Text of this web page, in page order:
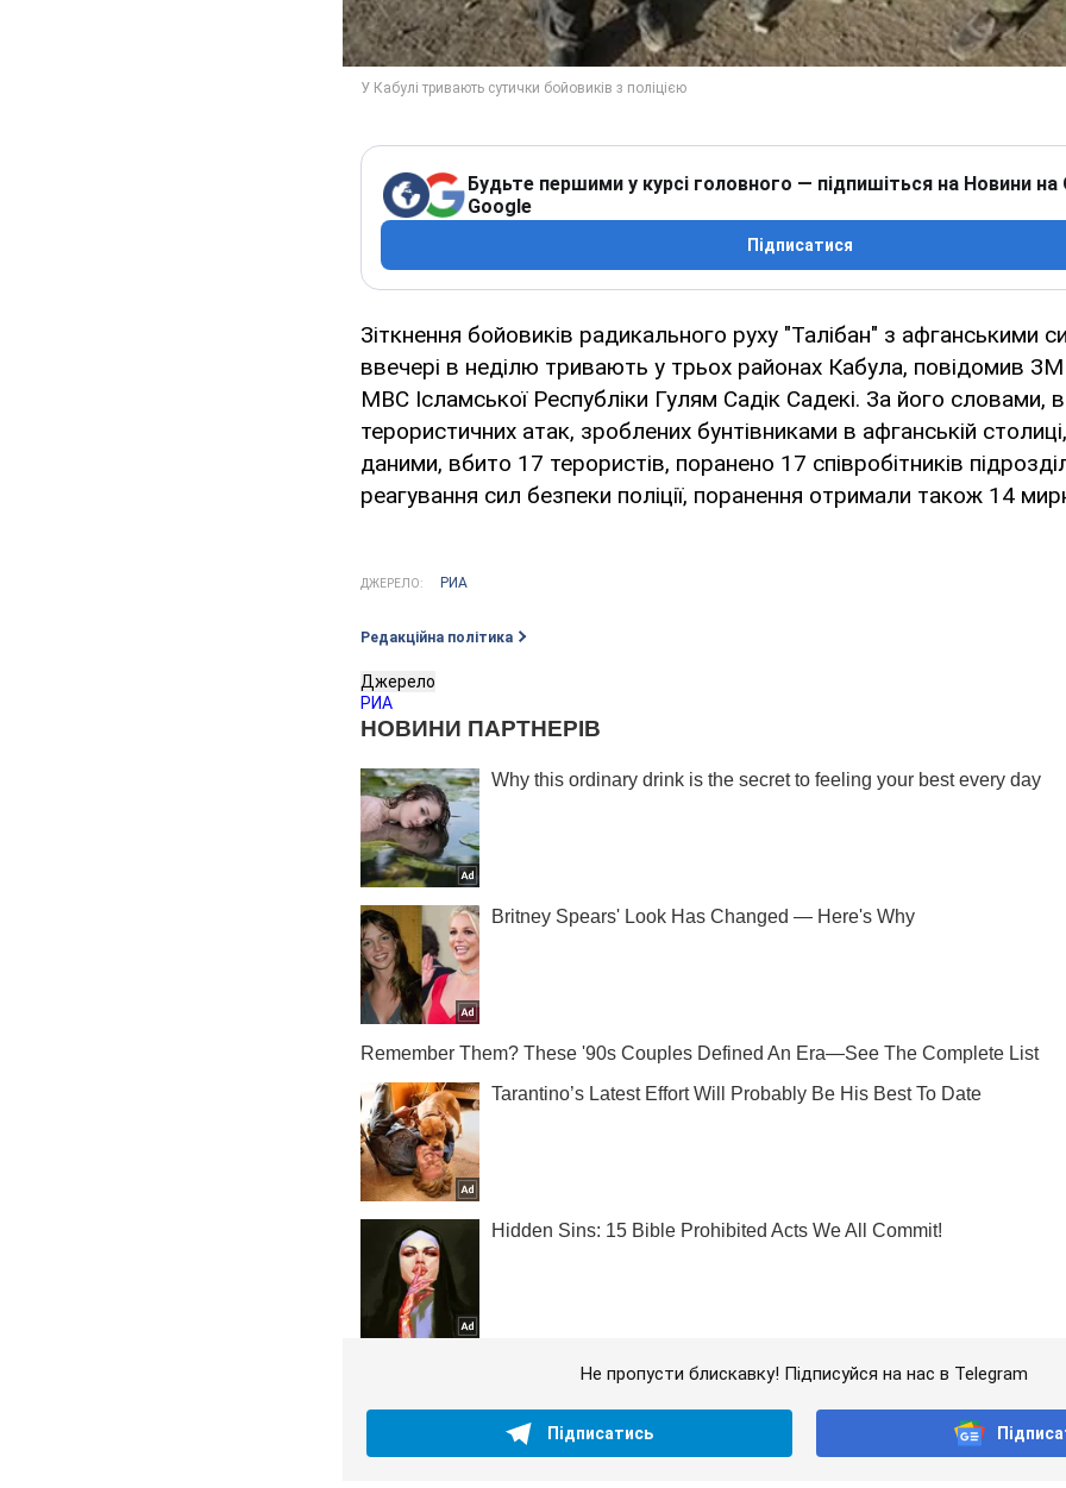
Будьте першими у курсі головного — підпишіться на Новини на
Google
Підписатися
Зіткнення бойовиків радикального руху "Талібан" з афганськими
ввечері в неділю тривають у трьох районах Кабула, повідомив
МВС Ісламської Республіки Гулям Садік Садекі. За його словами, в
терористичних атак, зроблених бунтівниками в афганській
даними, вбито 17 терористів, поранено 17 співробітників
реагування сил безпеки поліції, поранення отримали також 14
ДЖЕРЕЛО: РИА
Редакційна політика
Джерело
РИА
Не пропусти блискавку! Підписуйся на нас в Telegram
Підписатись